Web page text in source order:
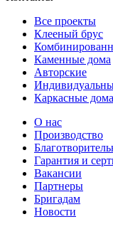
Все проекты
Клееный брус
Каменные дома
Авторские
Каркасные дома
О нас
Производство
Гарантия и
Вакансии
Партнеры
Бригадам
Новости